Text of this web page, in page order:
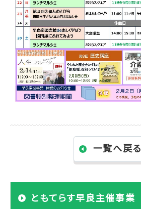
一覧へ戻る
ともてらす早良主催事業